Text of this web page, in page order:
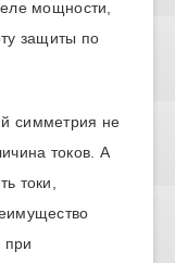
мощности,
защиты по
симметрия не
токов. А
токи,
при